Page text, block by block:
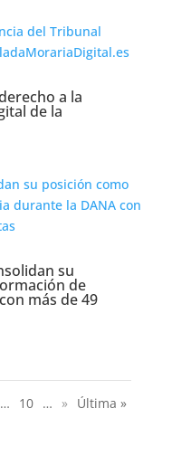
a la
de la
su
de
más de 49
… 10 … » Última »